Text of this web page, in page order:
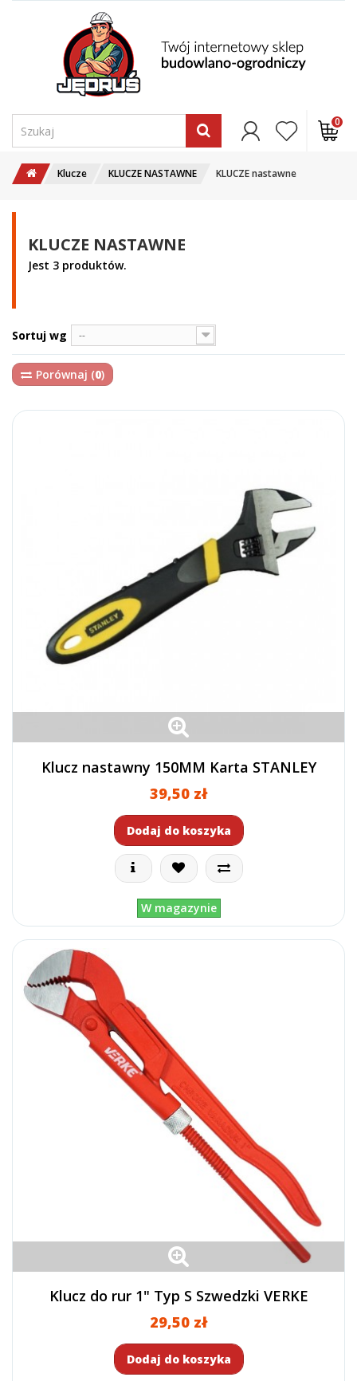
0
Klucze KLUCZE NASTAWNE KLUCZE nastawne
KLUCZE NASTAWNE
Jest 3 produktów.
Sortuj wg --
Porównaj (0)
Klucz nastawny 150MM Karta STANLEY
39,50 zł
Dodaj do koszyka
W magazynie
Klucz do rur 1" Typ S Szwedzki VERKE
29,50 zł
Dodaj do koszyka